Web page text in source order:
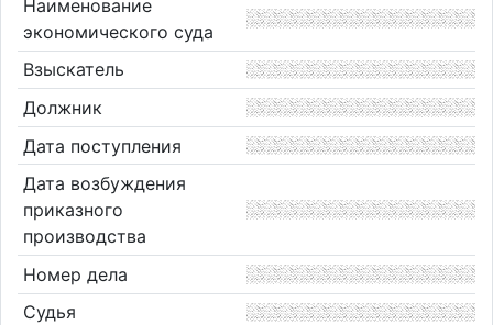
Наименование
экономического суда
Взыскатель
Должник
Дата поступления
Дата возбуждения
приказного
производства
Номер дела
Судья